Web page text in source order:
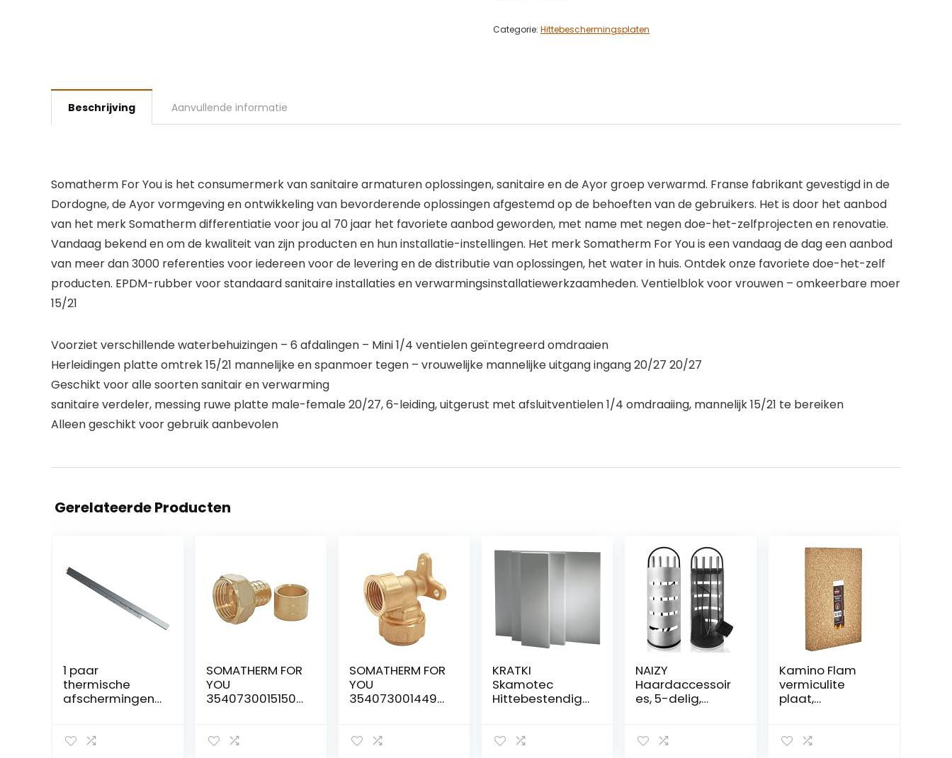
Categorie: Hittebeschermingsplaten
Beschrijving Aanvullende informatie
Somatherm For You is het consumermerk van sanitaire armaturen oplossingen, sanitaire en de Ayor groep verwarmd. Franse fabrikant gevestigd in de
Dordogne, de Ayor vormgeving en ontwikkeling van bevorderende oplossingen afgestemd op de behoeften van de gebruikers. Het is door het aanbod
van het merk Somatherm differentiatie voor jou al 70 jaar het favoriete aanbod geworden, met name met negen doe-het-zelfprojecten en renovatie.
Vandaag bekend en om de kwaliteit van zijn producten en hun installatie-instellingen. Het merk Somatherm For You is een vandaag de dag een aanbod
van meer dan 3000 referenties voor iedereen voor de levering en de distributie van oplossingen, het water in huis. Ontdek onze favoriete doe-het-zelf
producten. EPDM-rubber voor standaard sanitaire installaties en verwarmingsinstallatiewerkzaamheden. Ventielblok voor vrouwen – omkeerbare moer
15/21
Voorziet verschillende waterbehuizingen – 6 afdalingen – Mini 1/4 ventielen geïntegreerd omdraaien
Herleidingen platte omtrek 15/21 mannelijke en spanmoer tegen – vrouwelijke mannelijke uitgang ingang 20/27 20/27
Geschikt voor alle soorten sanitair en verwarming
sanitaire verdeler, messing ruwe platte male-female 20/27, 6-leiding, uitgerust met afsluitventielen 1/4 omdraaiing, mannelijk 15/21 te bereiken
Alleen geschikt voor gebruik aanbevolen
Gerelateerde Producten
1 paar
thermische
afschermingen
mm
SOMATHERM FOR
YOU
3540730015150
1/2″LOT 10 rechte
SOMATHERM FOR
YOU
3540730014498
wandlamp voor
KRATKI
Skamotec
Hittebestendige
haarden Max.
NAIZY
Haardaccessoir
es, 5-delig,
bescherming
Kamino Flam
vermiculite
plaat,
kleimateriaal,